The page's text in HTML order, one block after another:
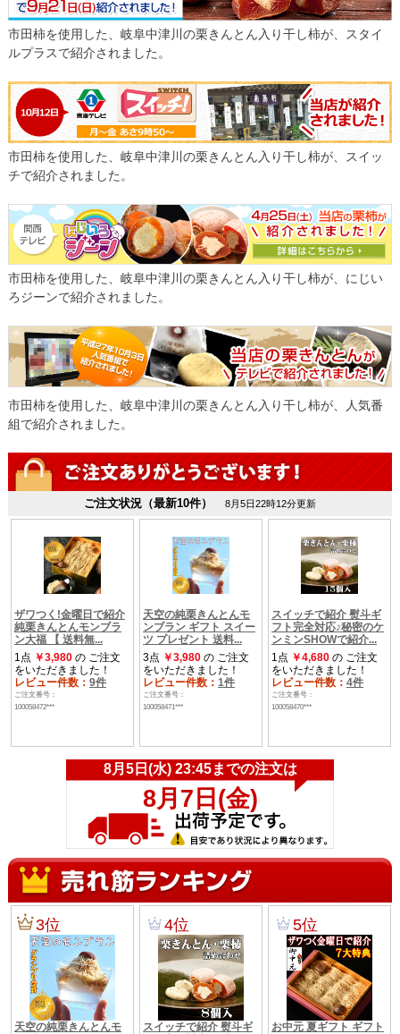
市田柿を使用した、岐阜中津川の栗きんとん入り干し柿が、スタイ
ルプラスで紹介されました。
市田柿を使用した、岐阜中津川の栗きんとん入り干し柿が、スイッ
チで紹介されました。
市田柿を使用した、岐阜中津川の栗きんとん入り干し柿が、にじい
ろジーンで紹介されました。
市田柿を使用した、岐阜中津川の栗きんとん入り干し柿が、人気番
組で紹介されました。